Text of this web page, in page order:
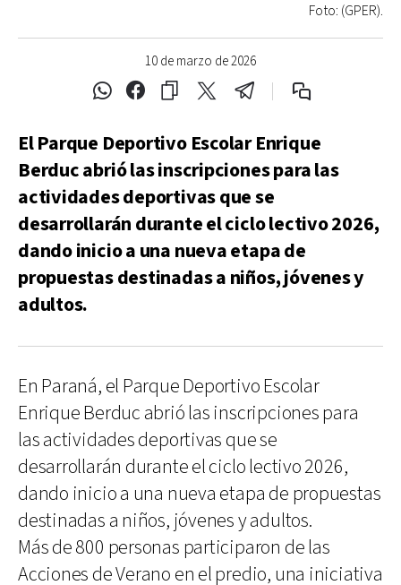
10 de marzo de 2026
Foto: (GPER).
El Parque Deportivo Escolar Enrique
Berduc abrió las inscripciones para las
actividades deportivas que se
desarrollarán durante el ciclo lectivo 2026,
dando inicio a una nueva etapa de
propuestas destinadas a niños, jóvenes y
adultos.
En Paraná, el Parque Deportivo Escolar
Enrique Berduc abrió las inscripciones para
las actividades deportivas que se
desarrollarán durante el ciclo lectivo 2026,
dando inicio a una nueva etapa de propuestas
destinadas a niños, jóvenes y adultos.
Más de 800 personas participaron de las
Acciones de Verano en el predio, una iniciativa